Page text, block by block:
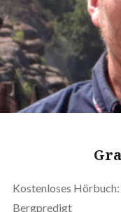
Kostenloses
Bergpredigt